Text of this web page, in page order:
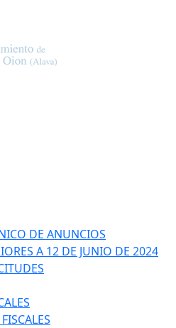
DE ANUNCIOS
A 12 DE JUNIO DE 2024